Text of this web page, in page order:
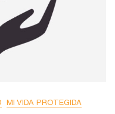
MI VIDA PROTEGIDA